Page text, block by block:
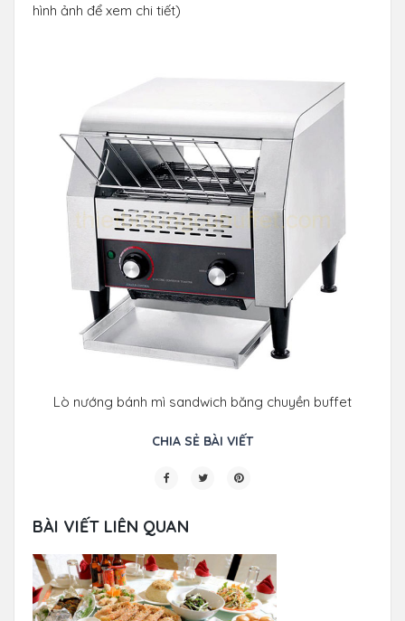
hình ảnh để xem chi tiết)
Lò nướng bánh mì sandwich băng chuyền buffet
CHIA SẺ BÀI VIẾT
BÀI VIẾT LIÊN QUAN